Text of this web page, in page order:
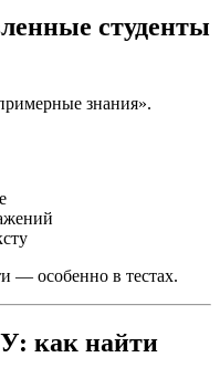
студенты
знания».
— особенно в тестах.
как найти